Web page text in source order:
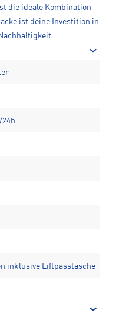
die ideale Kombination
ist deine Investition in
inklusive Liftpasstasche